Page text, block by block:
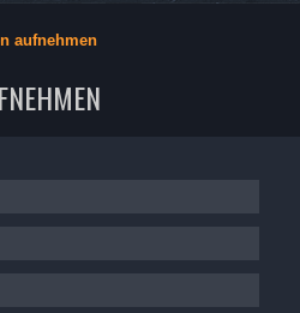
aufnehmen